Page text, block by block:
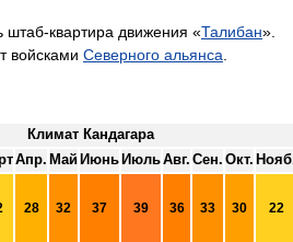
штаб-квартира движения «Талибан».
войсками Северного альянса.
Климат Кандагара
Апр. Май Июнь ИюльАвг. Сен. Окт.
28 32 37 39 36 33 30 22